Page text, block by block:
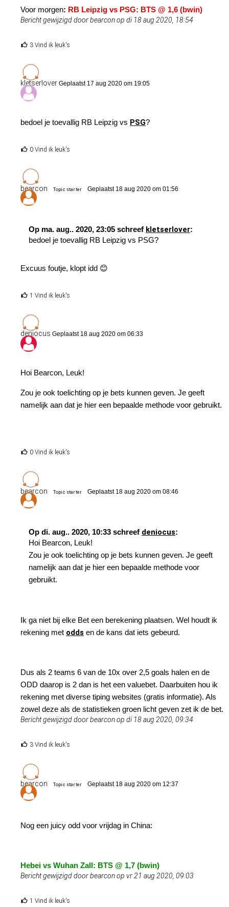
Voor morgen: RB Leipzig vs PSG: BTS @ 1,6 (bwin)
Bericht gewijzigd door bearcon op di 18 aug 2020, 18:54
3 Vind ik leuk's
kletserlover Geplaatst 17 aug 2020 om 19:05
bedoel je toevallig RB Leipzig vs PSG?
0 Vind ik leuk's
bearcon Topic starter Geplaatst 18 aug 2020 om 01:56
Op ma. aug.. 2020, 23:05 schreef kletserlover:
bedoel je toevallig RB Leipzig vs PSG?
Excuus foutje, klopt idd 😊
1 Vind ik leuk's
deniocus Geplaatst 18 aug 2020 om 06:33
Hoi Bearcon, Leuk!
Zou je ook toelichting op je bets kunnen geven. Je geeft
namelijk aan dat je hier een bepaalde methode voor gebruikt.
0 Vind ik leuk's
bearcon Topic starter Geplaatst 18 aug 2020 om 08:46
Op di. aug.. 2020, 10:33 schreef deniocus:
Hoi Bearcon, Leuk!
Zou je ook toelichting op je bets kunnen geven. Je geeft
namelijk aan dat je hier een bepaalde methode voor
gebruikt.
Ik ga niet bij elke Bet een berekening plaatsen. Wel houdt ik
rekening met odds en de kans dat iets gebeurd.
Dus als 2 teams 6 van de 10x over 2,5 goals halen en de
ODD daarop is 2 dan is het een valuebet. Daarbuiten hou ik
rekening met diverse tiping websites (gratis informatie). Als
zowel deze als de statistieken groen licht geven zet ik de bet.
Bericht gewijzigd door bearcon op di 18 aug 2020, 09:34
3 Vind ik leuk's
bearcon Topic starter Geplaatst 18 aug 2020 om 12:37
Nog een juicy odd voor vrijdag in China:
Hebei vs Wuhan Zall: BTS @ 1,7 (bwin)
Bericht gewijzigd door bearcon op vr 21 aug 2020, 09:03
1 Vind ik leuk's